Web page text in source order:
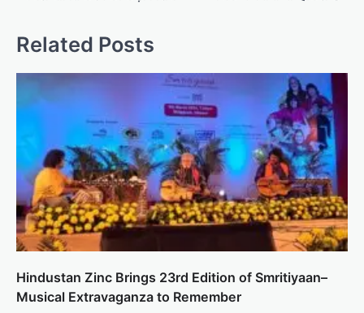
Related Posts
Hindustan Zinc Brings 23rd Edition of Smritiyaan–
Musical Extravaganza to Remember